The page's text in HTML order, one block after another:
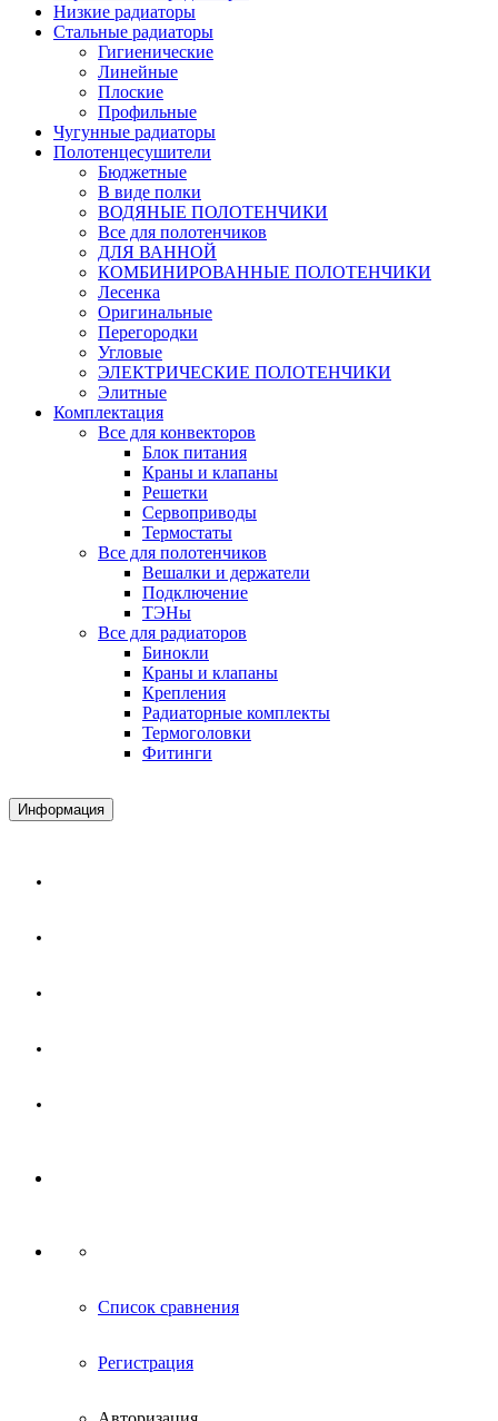
Низкие радиаторы
Стальные радиаторы
Гигиенические
Линейные
Плоские
Профильные
Чугунные радиаторы
Полотенцесушители
Бюджетные
В виде полки
ВОДЯНЫЕ ПОЛОТЕНЧИКИ
Все для полотенчиков
ДЛЯ ВАННОЙ
КОМБИНИРОВАННЫЕ ПОЛОТЕНЧИКИ
Лесенка
Оригинальные
Перегородки
Угловые
ЭЛЕКТРИЧЕСКИЕ ПОЛОТЕНЧИКИ
Элитные
Комплектация
Все для конвекторов
Блок питания
Краны и клапаны
Решетки
Сервоприводы
Термостаты
Все для полотенчиков
Вешалки и держатели
Подключение
ТЭНы
Все для радиаторов
Бинокли
Краны и клапаны
Крепления
Радиаторные комплекты
Термоголовки
Фитинги
Информация
Список сравнения
Регистрация